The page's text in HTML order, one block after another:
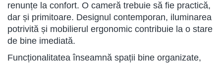
renunțe la confort. O cameră trebuie să fie practică,
dar și primitoare. Designul contemporan, iluminarea
potrivită și mobilierul ergonomic contribuie la o stare
de bine imediată.
Funcționalitatea înseamnă spații bine organizate,